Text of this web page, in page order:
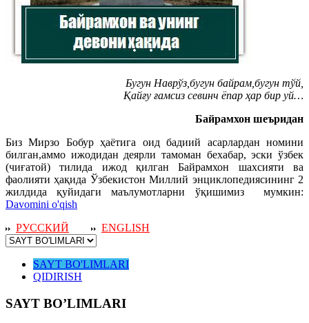
Бугун Наврўз,бугун байрам,бугун тўй,
Қайғу ғамсиз севинч ёпар ҳар бир уй…
Байрамхон шеъридан
Биз Мирзо Бобур ҳаётига оид бадиий асарлардан номини
билган,аммо ижодидан деярли тамоман бехабар, эски ўзбек
(чиғатой) тилида ижод қилган Байрамхон шахсияти ва
фаолияти ҳақида Ўзбекистон Миллий энциклопедиясининг 2
жилдида қуйидаги маълумотларни ўқишимиз мумкин:
Davomini o'qish
РУССКИЙ
ENGLISH
SAYT BO'LIMLARI
QIDIRISH
SAYT BO’LIMLARI